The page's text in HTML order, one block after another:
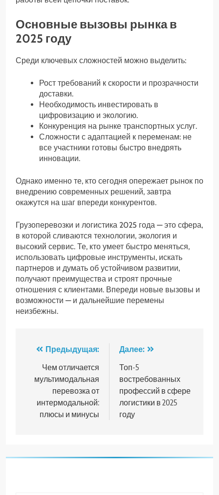
Основные вызовы рынка в
2025 году
Среди ключевых сложностей можно выделить:
Рост требований к скорости и прозрачности
доставки.
Необходимость инвестировать в
цифровизацию и экологию.
Конкуренция на рынке транспортных услуг.
Сложности с адаптацией к переменам: не
все участники готовы быстро внедрять
инновации.
Однако именно те, кто сегодня опережает рынок по
внедрению современных решений, завтра
окажутся на шаг впереди конкурентов.
Грузоперевозки и логистика 2025 года — это сфера,
в которой сливаются технологии, экология и
высокий сервис. Те, кто умеет быстро меняться,
использовать цифровые инструменты, искать
партнеров и думать об устойчивом развитии,
получают преимущества и строят прочные
отношения с клиентами. Впереди новые вызовы и
возможности — и дальнейшие перемены
неизбежны.
Навигация
записям
Предыдущая:
Чем отличается
мультимодальная
перевозка от
интермодальной:
плюсы и минусы
Далее:
Топ-5
востребованных
профессий в сфере
логистики в 2025
году